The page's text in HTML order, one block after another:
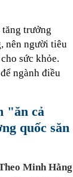
trưởng
nên người tiêu
sức khỏe.
ngành điều
"ăn cả
quốc săn
Minh Hằng